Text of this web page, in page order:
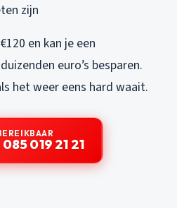
zijn
en kan je een
euro’s besparen.
het weer eens hard waait.
085 019 21 21